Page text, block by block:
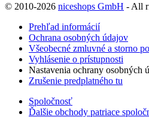
© 2010-2026 niceshops GmbH - All
Prehľad informácií
Ochrana osobných údajov
Všeobecné zmluvné a storno
Vyhlásenie o prístupnosti
Nastavenia ochrany osobných
Zrušenie predplatného tu
Spoločnosť
Ďalšie obchody patriace